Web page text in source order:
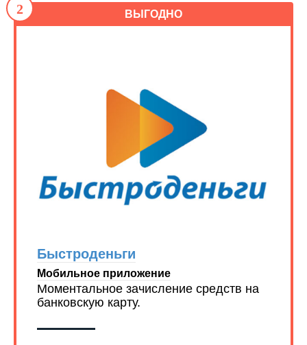
ВЫГОДНО
2
Быстроденьги
Мобильное приложение
Моментальное зачисление средств на
банковскую карту.